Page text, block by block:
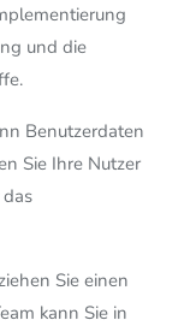
und die
Benutzerdaten
Sie Ihre Nutzer
Sie einen
kann Sie in